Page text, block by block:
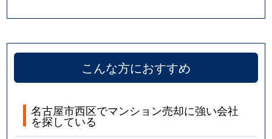
こんな方におすすめ
名古屋市西区でマンション売却に強い会社
を探している